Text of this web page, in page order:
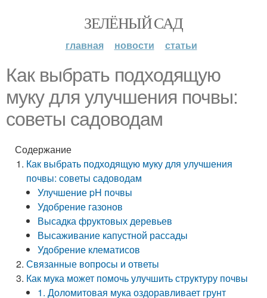
ЗЕЛЁНЫЙ САД
главная новости статьи
Как выбрать подходящую
муку для улучшения почвы:
советы садоводам
Содержание
Как выбрать подходящую муку для улучшения
почвы: советы садоводам
Улучшение pH почвы
Удобрение газонов
Высадка фруктовых деревьев
Высаживание капустной рассады
Удобрение клематисов
Связанные вопросы и ответы
Как мука может помочь улучшить структуру почвы
1. Доломитовая мука оздоравливает грунт